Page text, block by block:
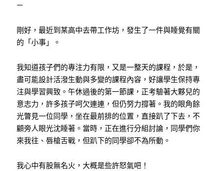
—
剛好，最近到某高中去帶工作坊，發生了一件與睡覺有關
的「小事」。
我知道孩子們的專注力有限，又是一整天的課程，於是，
盡可能設計活潑生動與多變的課程內容，好讓學生保持專
注與學習興致。午休過後的第一節課，正考驗著大夥兒的
意志力，許多孩子呵欠連連，但仍努力撐著。我的眼角餘
光瞥見一位同學，坐在最前排的位置，直接趴了下去，不
顧旁人眼光沈睡著。當時，正在進行分組討論，同學們你
來我往、唇槍舌戰，但趴下的同學卻不為所動。
我心中有股無名火，大概是些許怒氣吧！